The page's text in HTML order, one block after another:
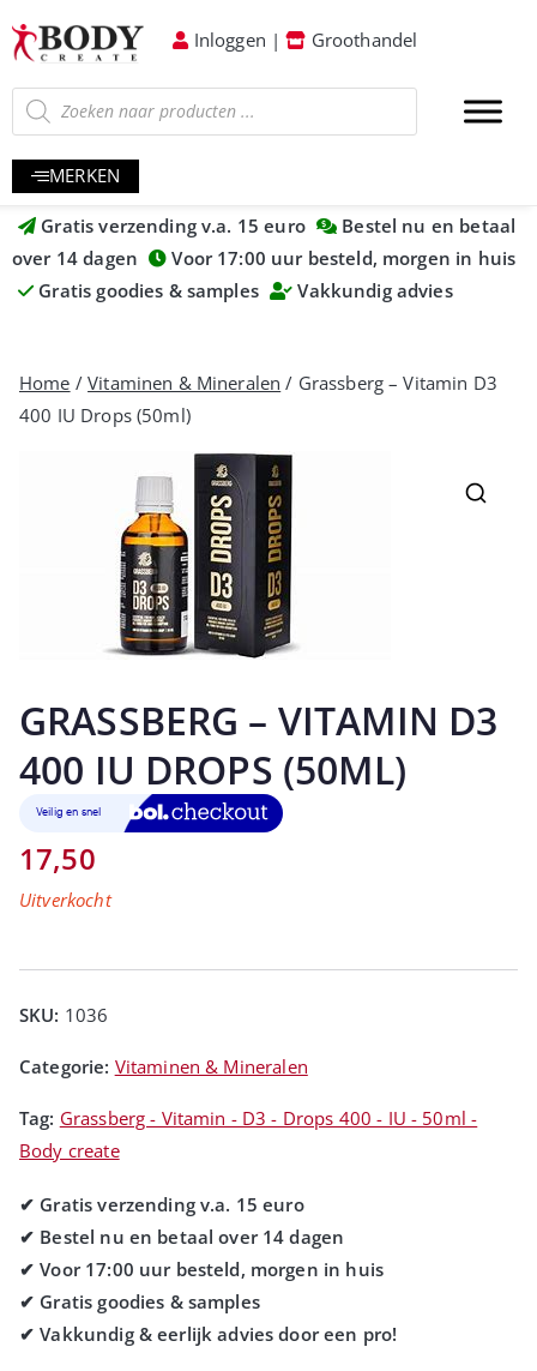
Inloggen | Groothandel
MERKEN
Gratis verzending v.a. 15 euro
Bestel nu en betaal
over 14 dagen
Voor 17:00 uur besteld, morgen in huis
Gratis goodies & samples
Vakkundig advies
Home /Vitaminen & Mineralen / Grassberg – Vitamin D3
400 IU Drops (50ml)
GRASSBERG – VITAMIN D3
400 IU DROPS (50ML)
17,50
Uitverkocht
SKU: 1036
Categorie: Vitaminen & Mineralen
Tag: Grassberg - Vitamin - D3 - Drops 400 - IU - 50ml -
Body create